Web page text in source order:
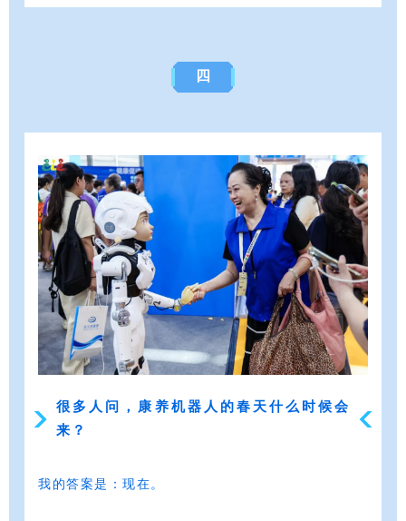
四
很多人问，康养机器人的春天什么时候会
来？
我的答案是：现在。